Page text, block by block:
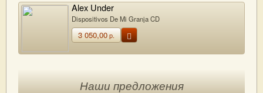
Alex Under
Dispositivos De Mi Granja CD
3 050,00р.
Наши предложения